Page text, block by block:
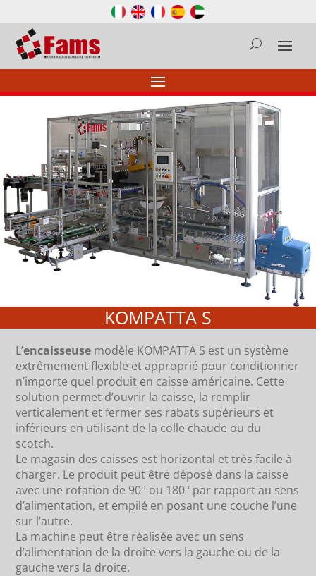
KOMPATTA S
L’encaisseuse modèle KOMPATTA S est un système
extrêmement flexible et approprié pour conditionner
n’importe quel produit en caisse américaine. Cette
solution permet d’ouvrir la caisse, la remplir
verticalement et fermer ses rabats supérieurs et
inférieurs en utilisant de la colle chaude ou du
scotch.
Le magasin des caisses est horizontal et très facile à
charger. Le produit peut être déposé dans la caisse
avec une rotation de 90° ou 180° par rapport au sens
d’alimentation, et empilé en posant une couche l’une
sur l’autre.
La machine peut être réalisée avec un sens
d’alimentation de la droite vers la gauche ou de la
gauche vers la droite.